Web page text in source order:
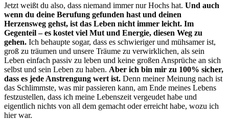
Jetzt weißt du also, dass niemand immer nur Hochs hat. Und auch
wenn du deine Berufung gefunden hast und deinen
Herzensweg gehst, ist das Leben nicht immer leicht. Im
Gegenteil – es kostet viel Mut und Energie, diesen Weg zu
gehen. Ich behaupte sogar, dass es schwieriger und mühsamer ist,
groß zu träumen und unsere Träume zu verwirklichen, als sein
Leben einfach passiv zu leben und keine großen Ansprüche an sich
selbst und sein Leben zu haben. Aber ich bin mir zu 100% sicher,
dass es jede Anstrengung wert ist. Denn meiner Meinung nach ist
das Schlimmste, was mir passieren kann, am Ende meines Lebens
festzustellen, dass ich meine Lebenszeit vergeudet habe und
eigentlich nichts von all dem gemacht oder erreicht habe, wozu ich
hier war.